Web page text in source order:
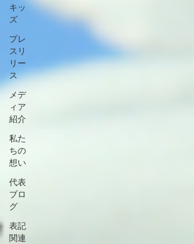
キッ
ズ
プレ
スリ
リー
ス
メデ
ィア
紹介
私た
ちの
想い
代表
ブロ
グ
表記
関連